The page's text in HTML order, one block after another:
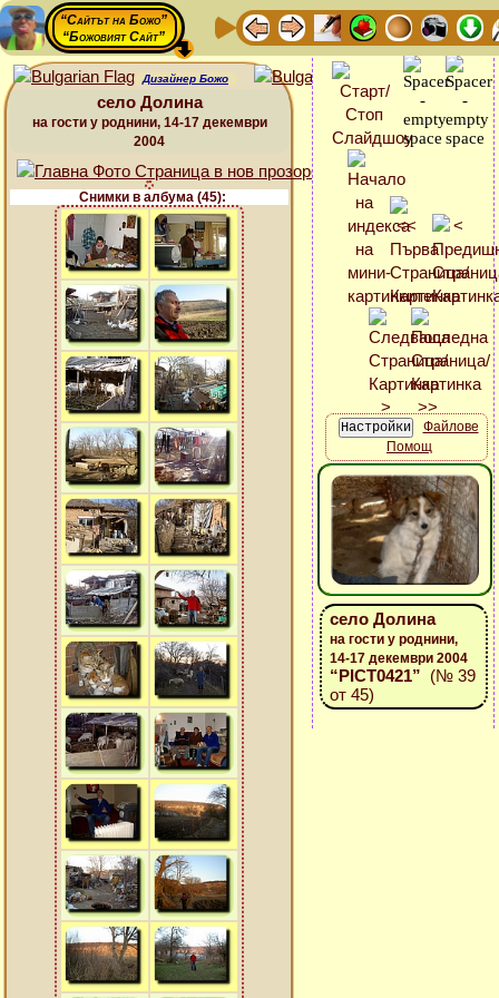
“Сайтът на Божо”
“Божовият Сайт”
Дизайнер Божо
село Долина
на гости у роднини, 14-17 декември
2004
Снимки в албума (45):
Файлове
Помощ
село Долина
на гости у роднини,
14-17 декември 2004
“PICT0421” (№ 39
от 45)